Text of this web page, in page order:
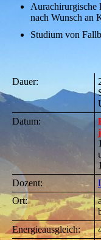
Aurachirurgische
nach Wunsch an
Studium von
Dauer:
Datum:
Dozent:
Ort:
Energieausgleich: